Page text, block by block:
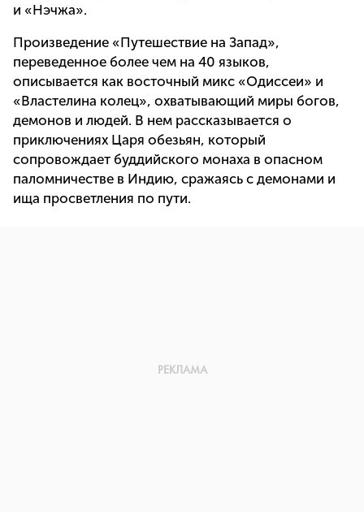
и «Нэчжа».
Произведение «Путешествие на Запад»,
переведенное более чем на 40 языков,
описывается как восточный микс «Одиссеи» и
«Властелина колец», охватывающий миры богов,
демонов и людей. В нем рассказывается о
приключениях Царя обезьян, который
сопровождает буддийского монаха в опасном
паломничестве в Индию, сражаясь с демонами и
ища просветления по пути.